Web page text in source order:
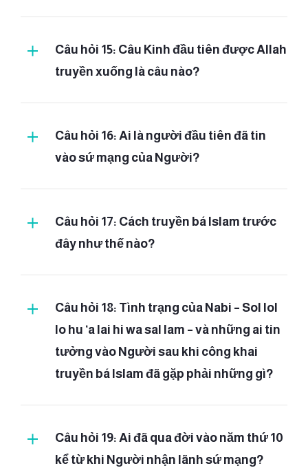
Câu hỏi 15: Câu Kinh đầu tiên được Allah
truyền xuống là câu nào?
(2)
Câu hỏi 16: Ai là người đầu tiên đã tin
vào sứ mạng của Người?
Câu hỏi 17: Cách truyền bá Islam trước
đây như thế nào?
Câu hỏi 18: Tình trạng của Nabi – Sol lol
lo hu ‘a lai hi wa sal lam – và những ai tin
tưởng vào Người sau khi công khai
truyền bá Islam đã gặp phải những gì?
Câu hỏi 19: Ai đã qua đời vào năm thứ 10
kể từ khi Người nhận lãnh sứ mạng?